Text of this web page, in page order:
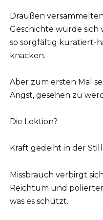
Draußen versammelten
Geschichte würde sich
so sorgfältig kuratiert-
knacken.
Aber zum ersten Mal
Angst, gesehen zu
Die Lektion?
Kraft gedeiht in der
Missbrauch verbirgt
Reichtum und
was es schützt.